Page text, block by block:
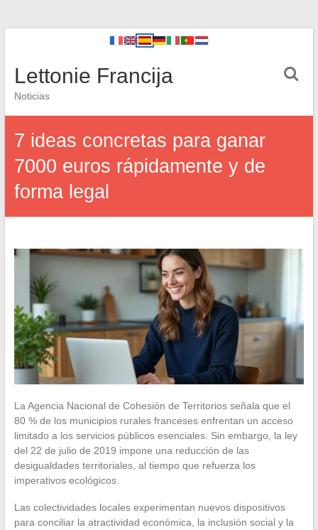
Lettonie Francija
Noticias
7 ideas concretas para ganar
7000 euros rápidamente y de
forma legal
La Agencia Nacional de Cohesión de Territorios señala que el
80 % de los municipios rurales franceses enfrentan un acceso
limitado a los servicios públicos esenciales. Sin embargo, la ley
del 22 de julio de 2019 impone una reducción de las
desigualdades territoriales, al tiempo que refuerza los
imperativos ecológicos.
Las colectividades locales experimentan nuevos dispositivos
para conciliar la atractividad económica, la inclusión social y la